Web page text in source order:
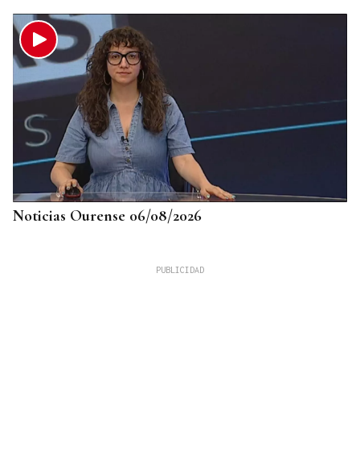
Noticias Ourense 06/08/2026